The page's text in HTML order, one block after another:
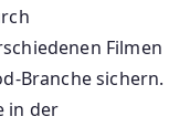
Filmen
Branche sichern.
in der